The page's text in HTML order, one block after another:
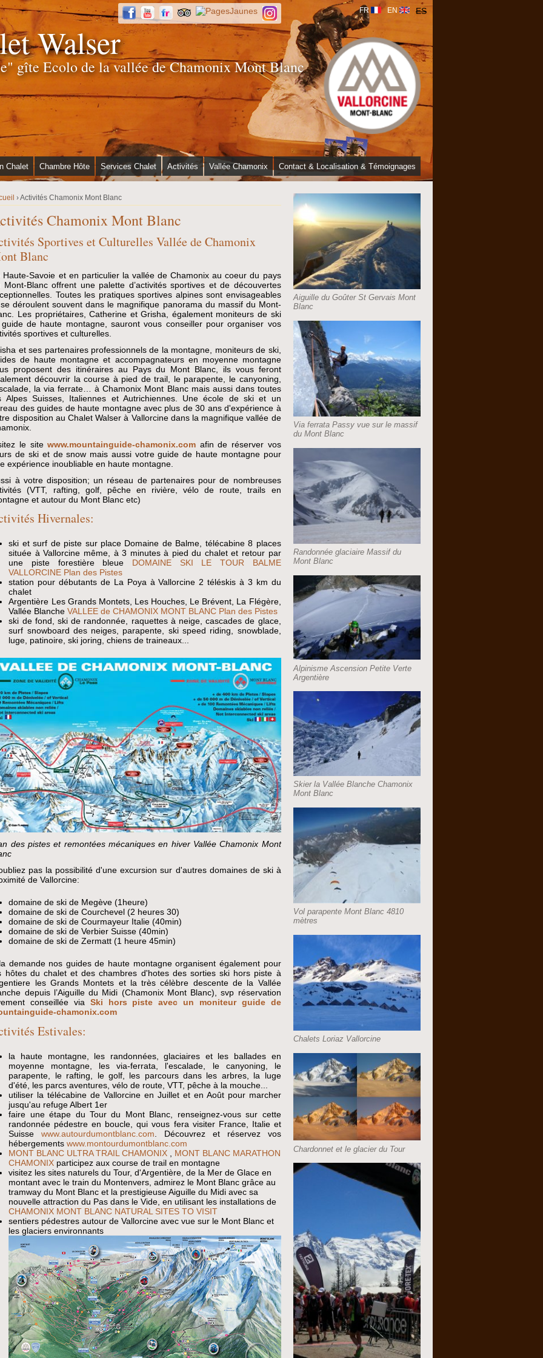
Jump to navigation
Walser
gîte Ecolo de la vallée de Chamonix Mont Blanc
FR EN ES
Chalet Chambre Hôte Services Chalet Activités Vallée Chamonix Contact & Localisation & Témoignages
›Activités Chamonix Mont Blanc
Chamonix Mont Blanc
Sportives et Culturelles Vallée de Chamonix
Blanc
Haute-Savoie et en particulier la vallée de Chamonix au coeur du pays
Mont-Blanc offrent une palette d’activités sportives et de découvertes
Toutes les pratiques sportives alpines sont envisageables
déroulent souvent dans le magnifique panorama du massif du Mont-
Les propriétaires, Catherine et Grisha, également moniteurs de ski
de haute montagne, sauront vous conseiller pour organiser vos
sportives et culturelles.
et ses partenaires professionnels de la montagne, moniteurs de ski,
de haute montagne et accompagnateurs en moyenne montagne
proposent des itinéraires au Pays du Mont Blanc, ils vous feront
découvrir la course à pied de trail, le parapente, le canyoning,
la via ferrate… à Chamonix Mont Blanc mais aussi dans toutes
Alpes Suisses, Italiennes et Autrichiennes. Une école de ski et un
des guides de haute montagne avec plus de 30 ans d'expérience à
disposition au Chalet Walser à Vallorcine dans la magnifique vallée de
le site www.mountainguide-chamonix.com afin de réserver vos
de ski et de snow mais aussi votre guide de haute montagne pour
expérience inoubliable en haute montagne.
à votre disposition; un réseau de partenaires pour de nombreuses
(VTT, rafting, golf, pêche en rivière, vélo de route, trails en
et autour du Mont Blanc etc)
Hivernales:
ski et surf de piste sur place Domaine de Balme, télécabine 8 places
située à Vallorcine même, à 3 minutes à pied du chalet et retour par
une piste forestière bleue DOMAINE SKI LE TOUR BALME
VALLORCINE Plan des Pistes
station pour débutants de La Poya à Vallorcine 2 téléskis à 3 km du
chalet
Argentière Les Grands Montets, Les Houches, Le Brévent, La Flégère,
Vallée BlancheVALLEE de CHAMONIX MONT BLANC Plan des Pistes
ski de fond, ski de randonnée, raquettes à neige, cascades de glace,
surf snowboard des neiges, parapente, ski speed riding, snowblade,
luge, patinoire, ski joring, chiens de traineaux...
des pistes et remontées mécaniques en hiver Vallée Chamonix Mont
pas la possibilité d'une excursion sur d'autres domaines de ski à
de Vallorcine:
domaine de ski de Megève (1heure)
domaine de ski de Courchevel (2 heures 30)
domaine de ski de Courmayeur Italie (40min)
domaine de ski de Verbier Suisse (40min)
domaine de ski de Zermatt (1 heure 45min)
demande nos guides de haute montagne organisent également pour
hôtes du chalet et des chambres d'hotes des sorties ski hors piste à
les Grands Montets et la très célèbre descente de la Vallée
depuis l’Aiguille du Midi (Chamonix Mont Blanc), svp réservation
conseillée via Ski hors piste avec un moniteur guide de
chamonix.com
Estivales:
la haute montagne, les randonnées, glaciaires et les ballades en
moyenne montagne, les via-ferrata, l'escalade, le canyoning, le
parapente, le rafting, le golf, les parcours dans les arbres, la luge
d'été, les parcs aventures, vélo de route, VTT, pêche à la mouche...
utiliser la télécabine de Vallorcine en Juillet et en Août pour marcher
jusqu'au refuge Albert 1er
faire une étape du Tour du Mont Blanc, renseignez-vous sur cette
randonnée pédestre en boucle, qui vous fera visiter France, Italie et
Suissewww.autourdumontblanc.com . Découvrez et réservez vos
hébergementswww.montourdumontblanc.com
MONT BLANC ULTRA TRAIL CHAMONIX
MONT BLANC MARATHON
CHAMONIX participez aux course de trail en montagne
visitez les sites naturels du Tour, d'Argentière, de la Mer de Glace en
montant avec le train du Montenvers, admirez le Mont Blanc grâce au
tramway du Mont Blanc et la prestigieuse Aiguille du Midi avec sa
nouvelle attraction du Pas dans le Vide, en utilisant les installations de
CHAMONIX MONT BLANC NATURAL SITES TO VISIT
sentiers pédestres autour de Vallorcine avec vue sur le Mont Blanc et
les glaciers environnants
Aiguille du Goûter St Gervais Mont
Blanc
Via ferrata Passy vue sur le massif
du Mont Blanc
Randonnée glaciaire Massif du
Mont Blanc
Alpinisme Ascension Petite Verte
Argentière
Skier la Vallée Blanche Chamonix
Mont Blanc
Vol parapente Mont Blanc 4810
mètres
Chalets Loriaz Vallorcine
Chardonnet et le glacier du Tour